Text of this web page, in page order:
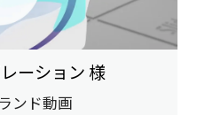
ーション 様
ンド動画